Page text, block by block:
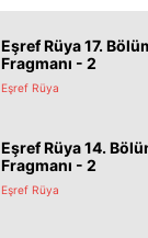
Eşref Rüya 17.
Fragmanı - 2
Eşref Rüya
Eşref Rüya 14.
Fragmanı - 2
Eşref Rüya